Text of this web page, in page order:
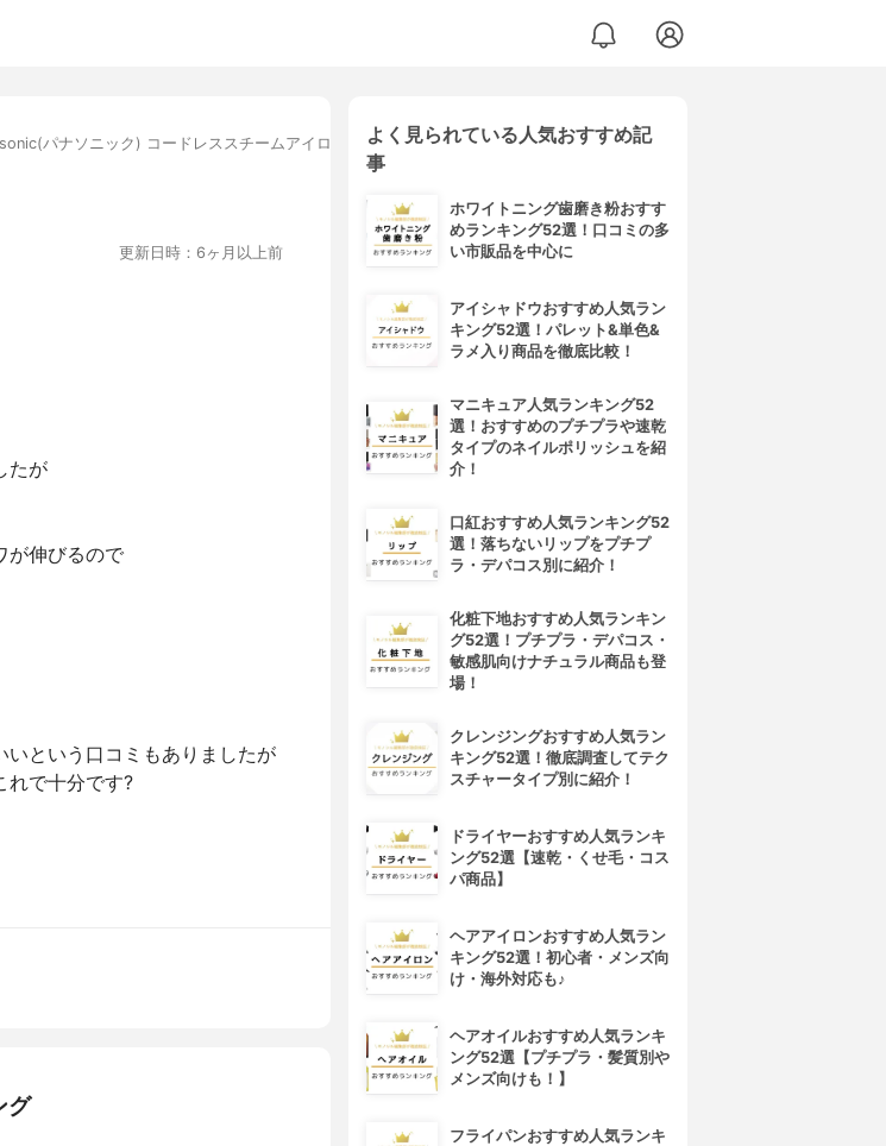
パナソニック) コードレススチームアイロン NI-WL704
更新日時：6ヶ月以上前
たが
が伸びるので
という口コミもありましたが
れで十分です?
グ
よく見られている人気おすすめ記
事
ホワイトニング歯磨き粉おすす
めランキング52選！口コミの多
い市販品を中心に
アイシャドウおすすめ人気ラン
キング52選！パレット&単色&
ラメ入り商品を徹底比較！
マニキュア人気ランキング52
選！おすすめのプチプラや速乾
タイプのネイルポリッシュを紹
介！
口紅おすすめ人気ランキング52
選！落ちないリップをプチプ
ラ・デパコス別に紹介！
化粧下地おすすめ人気ランキン
グ52選！プチプラ・デパコス・
敏感肌向けナチュラル商品も登
場！
クレンジングおすすめ人気ラン
キング52選！徹底調査してテク
スチャータイプ別に紹介！
ドライヤーおすすめ人気ランキ
ング52選【速乾・くせ毛・コス
パ商品】
ヘアアイロンおすすめ人気ラン
キング52選！初心者・メンズ向
け・海外対応も♪
ヘアオイルおすすめ人気ランキ
ング52選【プチプラ・髪質別や
メンズ向けも！】
フライパンおすすめ人気ランキ